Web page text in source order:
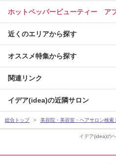
イデア(idea)の
ホットペッパービューティー ア
近くのエリアから探す
オススメ特集から探す
関連リンク
イデア(idea)の近隣サロン
総合トップ 美容院・美容室・ヘアサロン検索